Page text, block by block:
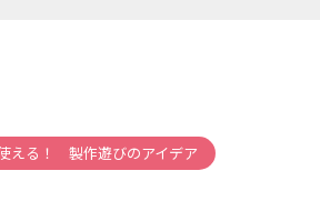
える！ 製作遊びのアイデア